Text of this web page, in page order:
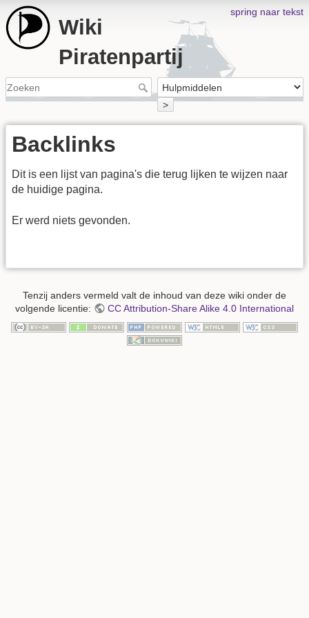
spring naar tekst
Wiki
Piratenpartij
>
Backlinks
Dit is een lijst van pagina's die terug lijken te wijzen naar
de huidige pagina.
Er werd niets gevonden.
Tenzij anders vermeld valt de inhoud van deze wiki onder de
volgende licentie:
CC Attribution-Share Alike 4.0 International